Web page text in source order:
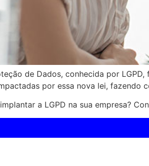
de Dados, conhecida por
por essa nova lei, fazendo
a LGPD na sua empresa?